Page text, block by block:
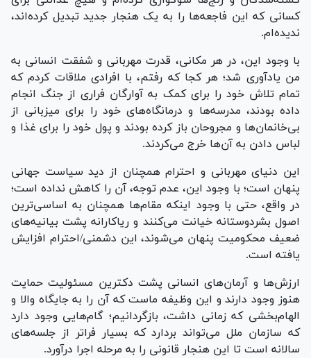
کسانی که این فاجعه‌ها را به یک هنجار جدید تبدیل کرده‌اند،
ندیده‌ام.
با وجود این، در هر مکانی، قدرت مهربانی و شفقت انسانی به
من یادآوری شد؛ هر کجا که رفتم، با افرادی ملاقات کردم که
تمام تلاش خود را برای کمک به آوارگان فراری از جنگ انجام
داده بودند، مدرسه‌ها و درمانگاه‌های خود را برای میزبانی از
بی‌خانمان‌ها و مجروحان باز کرده بودند و پول خود را برای غذا و
لباس دادن به آن‌ها خرج می‌کردند.
این دنیای مهربانی و احترام همچنان از دید سیاست جهانی
پنهان است؛ با وجود این، عدم توجه، آن را کاهش نداده است؛
در واقع، حتی با وجود اینکه مقام‌ها همچنان به اساسی‌ترین
اصول بشردوستانه خیانت می‌کنند و ریاکارانه پشت بیانیه‌های
ضعیف محکومیت پنهان می‌شوند، این دشمنی/احترام افزایش
یافته است.
ارزش‌ها و آرمان‌های انسانی پشت دکترین مسئولیت حمایت
هنوز وجود دارند و این وظیفه ماست که آن را به جایگاه والا و
الهام‌بخشی که زمانی داشت، بازگردانیم؛ گام‌هایی وجود دارد
که سازمان ملل می‌تواند بردارد که بسیار فراتر از جلسه‌های
سالانه است تا این هنجار قانونی را به مرحله اجرا درآورد.